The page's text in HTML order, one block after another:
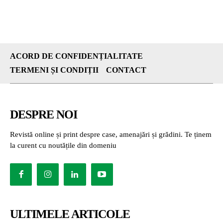
ACORD DE CONFIDENȚIALITATE
TERMENI ȘI CONDIȚII
CONTACT
DESPRE NOI
Revistă online și print despre case, amenajări și grădini. Te ținem
la curent cu noutățile din domeniu
ULTIMELE ARTICOLE